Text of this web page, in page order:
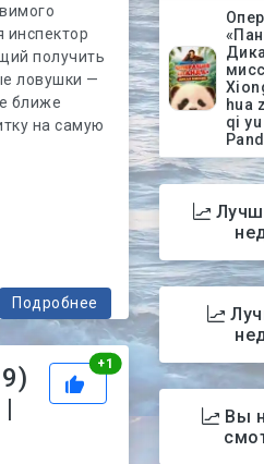
инспектор
получить
ловушки —
ближе
на самую
Подробнее
+1 Рейтинг
hua
qi
Вы